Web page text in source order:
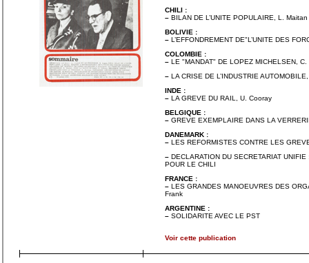
CHILI :
– BILAN DE L’UNITE POPULAIRE, L. Maitan
BOLIVIE :
– L’EFFONDREMENT DE"L’UNITE DES
COLOMBIE :
– LE "MANDAT" DE LOPEZ MICHELSEN,
– LA CRISE DE L’INDUSTRIE
INDE :
– LA GREVE DU RAIL, U. Cooray
BELGIQUE :
– GREVE EXEMPLAIRE DANS LA
DANEMARK :
– LES REFORMISTES CONTRE LES
– DECLARATION DU SECRETARIAT
POUR LE CHILI
FRANCE :
– LES GRANDES MANOEUVRES DES
Frank
ARGENTINE :
– SOLIDARITE AVEC LE PST
Voir cette publication